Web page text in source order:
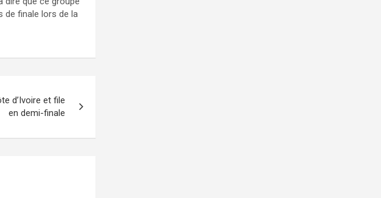
de finale lors de la
d’Ivoire et file
en demi-finale